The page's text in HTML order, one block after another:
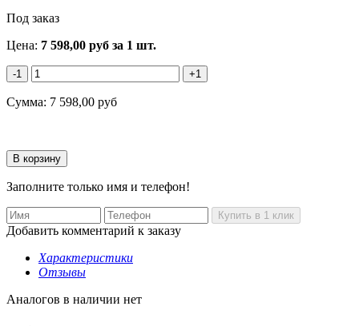
Под заказ
Цена: 7 598,00 руб за 1 шт.
-1 +1
Сумма: 7 598,00 руб
Заполните только имя и телефон!
Добавить комментарий к заказу
Характеристики
Отзывы
Аналогов в наличии нет